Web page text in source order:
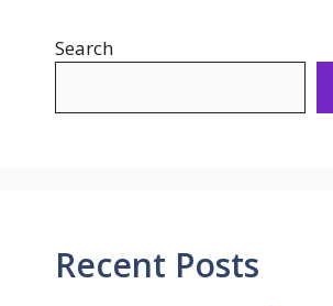
Search
Recent Posts